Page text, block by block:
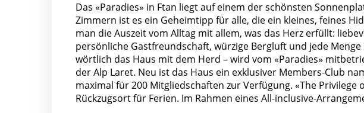
Das «Paradies» in Ftan liegt auf einem der schönsten
Zimmern ist es ein Geheimtipp für alle, die ein kleines, feines
man die Auszeit vom Alltag mit allem, was das Herz erfüllt:
persönliche Gastfreundschaft, würzige Bergluft und jede Menge
wörtlich das Haus mit dem Herd – wird vom «Paradies»
der Alp Laret. Neu ist das Haus ein exklusiver Members-Club
maximal für 200 Mitgliedschaften zur Verfügung. «The Privilege
Rückzugsort für Ferien. Im Rahmen eines All-inclusive-